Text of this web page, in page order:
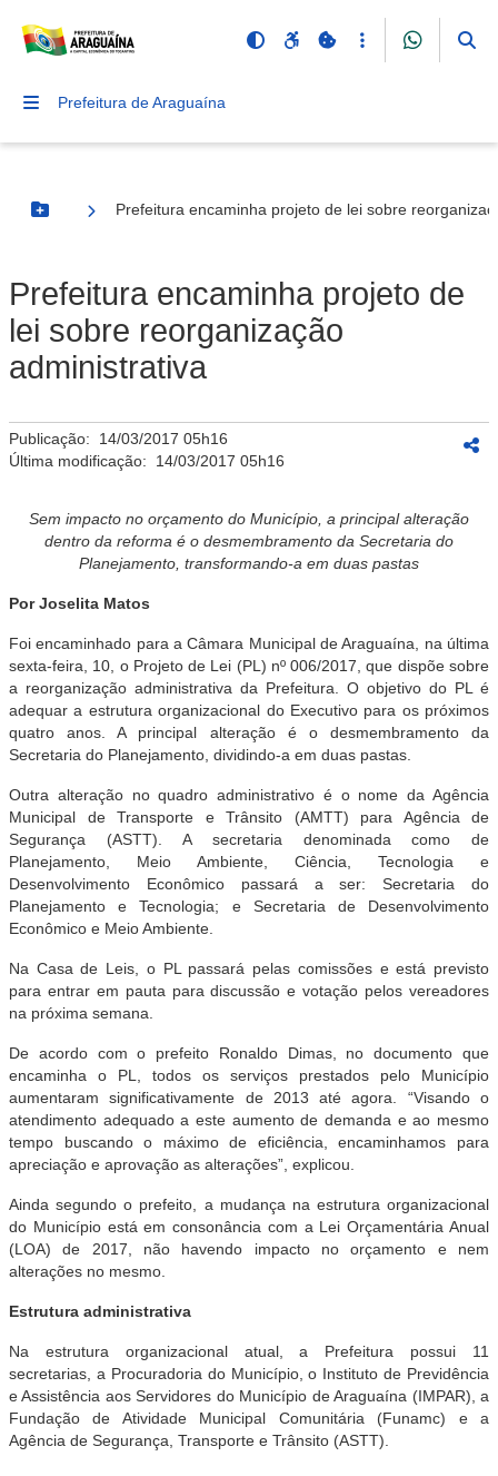
Prefeitura de Araguaína
Botão Menu
Prefeitura encaminha projeto de lei sobre
Prefeitura encaminha projeto de
lei sobre reorganização
administrativa
Publicação: 14/03/2017 05h16
Última modificação: 14/03/2017 05h16
Sem impacto no orçamento do Município, a principal alteração
dentro da reforma é o desmembramento da Secretaria do
Planejamento, transformando-a em duas pastas
Por Joselita Matos
Foi encaminhado para a Câmara Municipal de Araguaína, na última
sexta-feira, 10, o Projeto de Lei (PL) nº 006/2017, que dispõe sobre
a reorganização administrativa da Prefeitura. O objetivo do PL é
adequar a estrutura organizacional do Executivo para os próximos
quatro anos. A principal alteração é o desmembramento da
Secretaria do Planejamento, dividindo-a em duas pastas.
Outra alteração no quadro administrativo é o nome da Agência
Municipal de Transporte e Trânsito (AMTT) para Agência de
Segurança (ASTT). A secretaria denominada como de
Planejamento, Meio Ambiente, Ciência, Tecnologia e
Desenvolvimento Econômico passará a ser: Secretaria do
Planejamento e Tecnologia; e Secretaria de Desenvolvimento
Econômico e Meio Ambiente.
Na Casa de Leis, o PL passará pelas comissões e está previsto
para entrar em pauta para discussão e votação pelos vereadores
na próxima semana.
De acordo com o prefeito Ronaldo Dimas, no documento que
encaminha o PL, todos os serviços prestados pelo Município
aumentaram significativamente de 2013 até agora. “Visando o
atendimento adequado a este aumento de demanda e ao mesmo
tempo buscando o máximo de eficiência, encaminhamos para
apreciação e aprovação as alterações”, explicou.
Ainda segundo o prefeito, a mudança na estrutura organizacional
do Município está em consonância com a Lei Orçamentária Anual
(LOA) de 2017, não havendo impacto no orçamento e nem
alterações no mesmo.
Estrutura administrativa
Na estrutura organizacional atual, a Prefeitura possui 11
secretarias, a Procuradoria do Município, o Instituto de Previdência
e Assistência aos Servidores do Município de Araguaína (IMPAR), a
Fundação de Atividade Municipal Comunitária (Funamc) e a
Agência de Segurança, Transporte e Trânsito (ASTT).